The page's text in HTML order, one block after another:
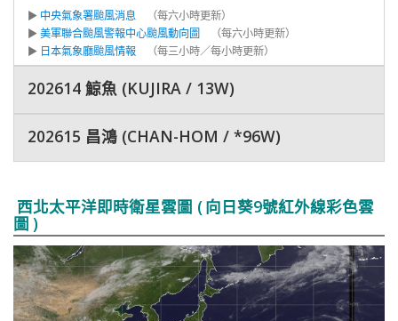
▶ 中央氣象署颱風消息 （每六小時更新）
▶ 美軍聯合颱風警報中心颱風動向圖
（每六小時更新）
▶ 日本氣象廳颱風情報 （每三小時／每小時更新）
202614 鯨魚 (KUJIRA / 13W)
202615 昌鴻 (CHAN-HOM / *96W)
西北太平洋即時衛星雲圖 (向日葵9號紅外線彩色雲
圖 )